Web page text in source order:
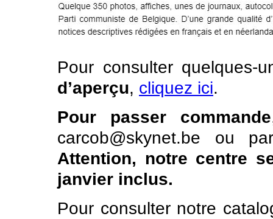
Pour consulter
d’aperçu, cliquez ici.
Pour passer commande
carcob@skynet.be ou
Attention, notre centre
janvier inclus.
Pour consulter notre